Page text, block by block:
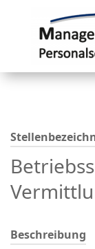
Beschreibung